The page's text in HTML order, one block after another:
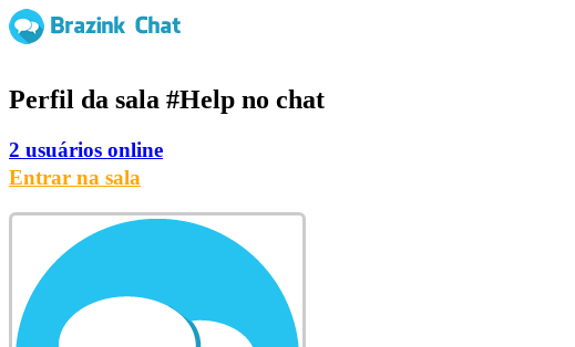
Perfil da sala #Help no chat
2 usuários online
Entrar na sala